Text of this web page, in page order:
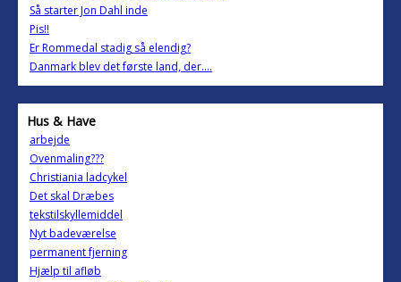
Så starter Jon Dahl inde
Pis!!
Er Rommedal stadig så elendig?
Danmark blev det første land, der....
Hus & Have
arbejde
Ovenmaling???
Christiania ladcykel
Det skal Dræbes
tekstilskyllemiddel
Nyt badeværelse
permanent fjerning
Hjælp til afløb